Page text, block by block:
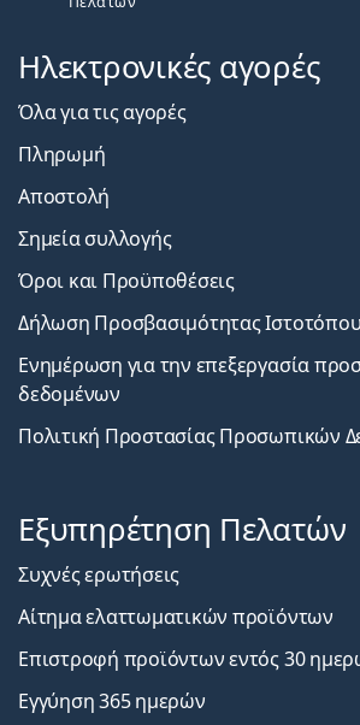
Ηλεκτρονικές αγορές
Όλα για τις αγορές
Πληρωμή
Αποστολή
Σημεία συλλογής
Όροι και Προϋποθέσεις
Δήλωση Προσβασιμότητας Ιστοτόπου
Ενημέρωση για την επεξεργασία
δεδομένων
Πολιτική Προστασίας Προσωπικών
Εξυπηρέτηση Πελατών
Συχνές ερωτήσεις
Αίτημα ελαττωματικών προϊόντων
Επιστροφή προϊόντων εντός 30
Εγγύηση 365 ημερών